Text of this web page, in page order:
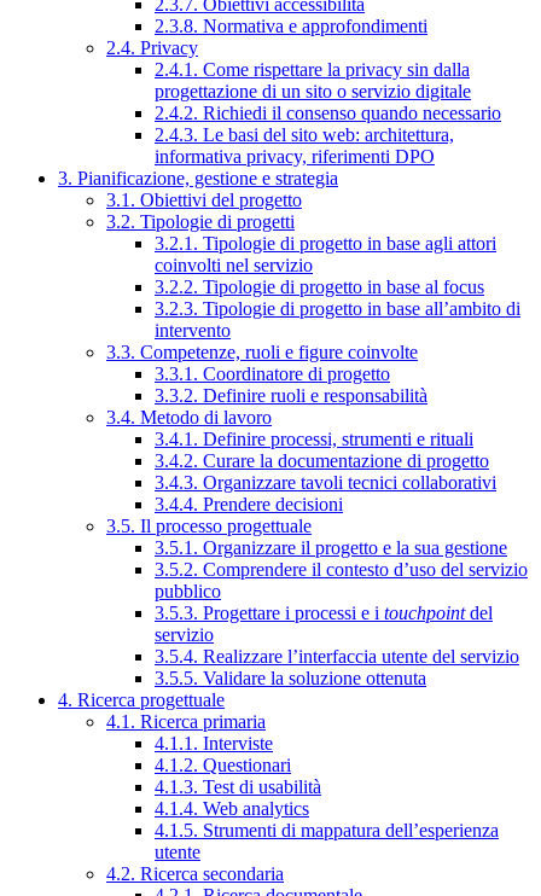
2.3.7. Obiettivi accessibilità
2.3.8. Normativa e approfondimenti
2.4. Privacy
2.4.1. Come rispettare la privacy sin dalla
progettazione di un sito o servizio digitale
2.4.2. Richiedi il consenso quando necessario
2.4.3. Le basi del sito web: architettura,
informativa privacy, riferimenti DPO
3. Pianificazione, gestione e strategia
3.1. Obiettivi del progetto
3.2. Tipologie di progetti
3.2.1. Tipologie di progetto in base agli attori
coinvolti nel servizio
3.2.2. Tipologie di progetto in base al focus
3.2.3. Tipologie di progetto in base all’ambito di
intervento
3.3. Competenze, ruoli e figure coinvolte
3.3.1. Coordinatore di progetto
3.3.2. Definire ruoli e responsabilità
3.4. Metodo di lavoro
3.4.1. Definire processi, strumenti e rituali
3.4.2. Curare la documentazione di progetto
3.4.3. Organizzare tavoli tecnici collaborativi
3.4.4. Prendere decisioni
3.5. Il processo progettuale
3.5.1. Organizzare il progetto e la sua gestione
3.5.2. Comprendere il contesto d’uso del servizio
pubblico
3.5.3. Progettare i processi e i touchpointdel
servizio
3.5.4. Realizzare l’interfaccia utente del servizio
3.5.5. Validare la soluzione ottenuta
4. Ricerca progettuale
4.1. Ricerca primaria
4.1.1. Interviste
4.1.2. Questionari
4.1.3. Test di usabilità
4.1.4. Web analytics
4.1.5. Strumenti di mappatura dell’esperienza
utente
4.2. Ricerca secondaria